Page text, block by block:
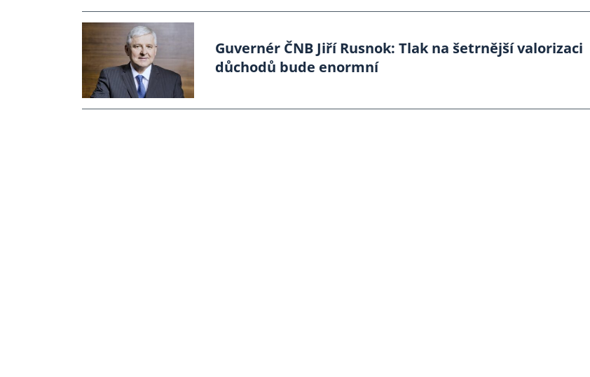
Guvernér ČNB Jiří Rusnok: Tlak na šetrnější valorizaci
důchodů bude enormní